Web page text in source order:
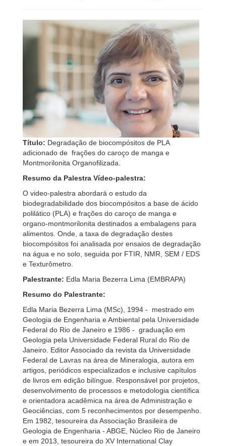
Título: Degradação de biocompósitos de PLA
adicionado de frações do caroço de manga e
Montmorilonita Organofilizada.
Resumo da Palestra Vídeo-palestra:
O video-palestra abordará o estudo da
biodegradabilidade dos biocompósitos a base de ácido
polilático (PLA) e frações do caroço de manga e
organo-montmorilonita destinados a embalagens para
alimentos. Onde, a taxa de degradação destes
biocompósitos foi analisada por ensaios de degradação
na água e no solo, seguida por FTIR, NMR, SEM / EDS
e Texturômetro.
Palestrante: Edla Maria Bezerra Lima (EMBRAPA)
Resumo do Palestrante:
Edla Maria Bezerra Lima (MSc), 1994 - mestrado em
Geologia de Engenharia e Ambiental pela Universidade
Federal do Rio de Janeiro e 1986 - graduação em
Geologia pela Universidade Federal Rural do Rio de
Janeiro. Editor Associado da revista da Universidade
Federal de Lavras na área de Mineralogia, autora em
artigos, periódicos especializados e inclusive capítulos
de livros em edição bilíngue. Responsável por projetos,
desenvolvimento de processos e metodologia científica
e orientadora acadêmica na área de Administração e
Geociências, com 5 reconhecimentos por desempenho.
Em 1982, tesoureira da Associação Brasileira de
Geologia de Engenharia - ABGE, Núcleo Rio de Janeiro
e em 2013, tesoureira do XV International Clay